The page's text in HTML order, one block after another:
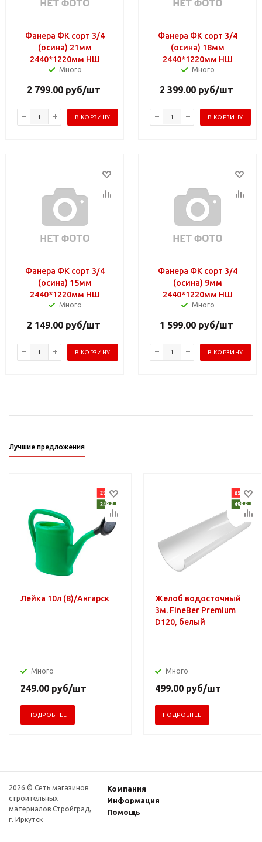
Фанера ФК сорт 3/4
(осина) 21мм
2440*1220мм НШ
Много
2 799.00 руб/шт
В КОРЗИНУ
Фанера ФК сорт 3/4
(осина) 18мм
2440*1220мм НШ
Много
2 399.00 руб/шт
В КОРЗИНУ
Фанера ФК сорт 3/4
(осина) 15мм
2440*1220мм НШ
Много
2 149.00 руб/шт
В КОРЗИНУ
Фанера ФК сорт 3/4
(осина) 9мм
2440*1220мм НШ
Много
1 599.00 руб/шт
В КОРЗИНУ
Лучшие предложения
Лейка 10л (8)/Ангарск
Много
249.00 руб/шт
ПОДРОБНЕЕ
Желоб водосточный
3м. FineBer Premium
D120, белый
Много
499.00 руб/шт
ПОДРОБНЕЕ
2026 © Сеть магазинов
строительных
материалов Стройград,
г. Иркутск
Компания
Информация
Помощь